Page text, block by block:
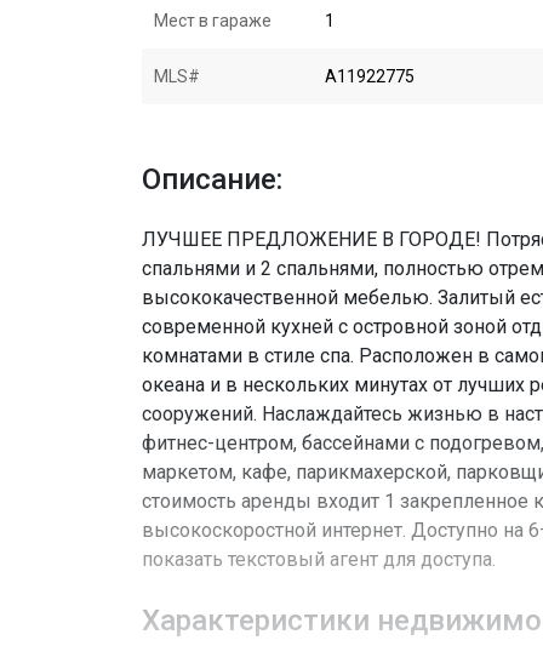
Мест в гараже 1
MLS# A11922775
Описание:
ЛУЧШЕЕ ПРЕДЛОЖЕНИЕ В ГОРОДЕ!
спальнями и 2 спальнями, полностью
высококачественной мебелью. Залитый
современной кухней с островной зоной
комнатами в стиле спа. Расположен в
океана и в нескольких минутах от лучших
сооружений. Наслаждайтесь жизнью в
фитнес-центром, бассейнами с
маркетом, кафе, парикмахерской,
стоимость аренды входит 1 закрепленное
высокоскоростной интернет. Доступно
показать текстовый агент для доступа.
Характеристики